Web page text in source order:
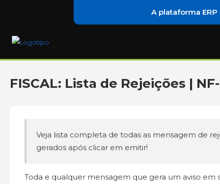
A plataforma
FISCAL: Lista de Rejeições |
Veja lista completa de todas as mensagem de
gerados após clicar em emitir!
Toda e qualquer mensagem que gera um aviso em